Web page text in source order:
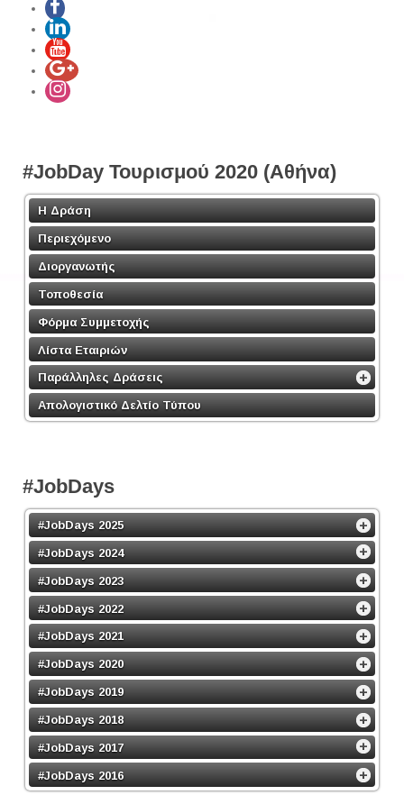
#JobDay Τουρισμού 2020 (Αθήνα)
Η Δράση
Περιεχόμενο
Διοργανωτής
Τοποθεσία
Φόρμα Συμμετοχής
Λίστα Εταιριών
Παράλληλες Δράσεις
Απολογιστικό Δελτίο Τύπου
#JobDays
#JobDays 2025
#JobDays 2024
#JobDays 2023
#JobDays 2022
#JobDays 2021
#JobDays 2020
#JobDays 2019
#JobDays 2018
#JobDays 2017
#JobDays 2016